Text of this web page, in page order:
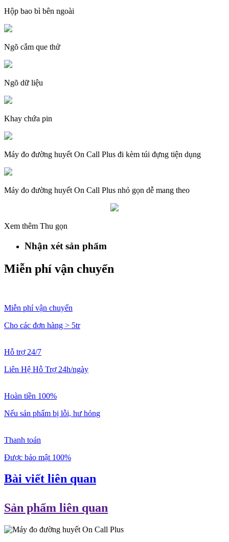
Hộp bao bì bên ngoài
Ngõ cắm que thử
Ngõ dữ liệu
Khay chứa pin
Máy đo đường huyết On Call Plus đi kèm túi đựng tiện dụng
Máy đo đường huyết On Call Plus nhỏ gọn dễ mang theo
Xem thêm Thu gọn
Nhận xét sản phẩm
Miễn phí vận chuyển
Miễn phí vận chuyển
Cho các đơn hàng > 5tr
Hỗ trợ 24/7
Liên Hệ Hỗ Trợ 24h/ngày
Hoàn tiền 100%
Nếu sản phẩm bị lỗi, hư hỏng
Thanh toán
Được bảo mật 100%
Bài viết liên quan
Sản phẩm liên quan